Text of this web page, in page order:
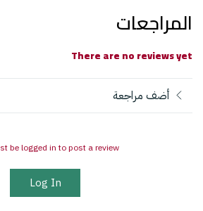
المراجعات
There are no reviews yet
أضف مراجعة
be logged in to post a review
Log In